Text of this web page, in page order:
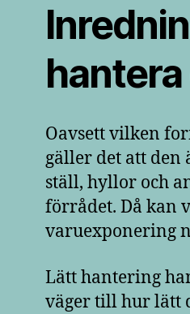
Oavsett vilken
gäller det att den
ställ, hyllor och
förrådet. Då kan
varuexponering
Lätt hantering
väger till hur lätt